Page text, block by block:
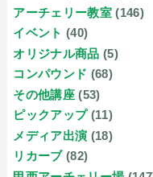
アーチェリー教室 (146)
イベント (40)
オリジナル商品 (5)
コンパウンド (68)
その他講座 (53)
ピックアップ (11)
メディア出演 (18)
リカーブ (82)